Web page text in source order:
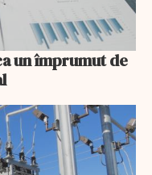
un împrumut de